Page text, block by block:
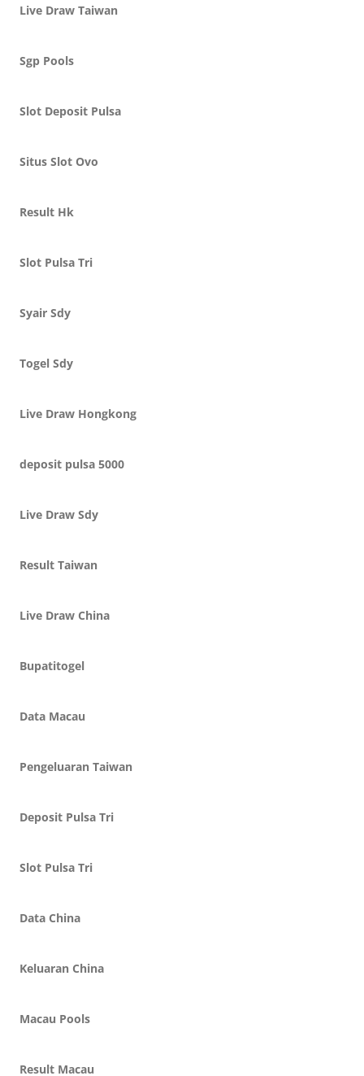
Live Draw Taiwan
Sgp Pools
Slot Deposit Pulsa
Situs Slot Ovo
Result Hk
Slot Pulsa Tri
Syair Sdy
Togel Sdy
Live Draw Hongkong
deposit pulsa 5000
Live Draw Sdy
Result Taiwan
Live Draw China
Bupatitogel
Data Macau
Pengeluaran Taiwan
Deposit Pulsa Tri
Slot Pulsa Tri
Data China
Keluaran China
Macau Pools
Result Macau